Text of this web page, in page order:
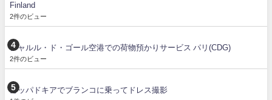
Finland
2件のビュー
シャルル・ド・ゴール空港での荷物預かりサービス パリ(CDG)
2件のビュー
カッパドキアでブランコに乗ってドレス撮影